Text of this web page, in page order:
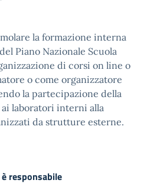
la formazione interna
Piano Nazionale Scuola
di corsi on line o
o come organizzatore
la partecipazione della
laboratori interni alla
da strutture esterne.
responsabile